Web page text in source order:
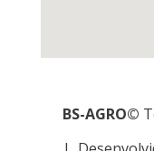
BS-AGRO©